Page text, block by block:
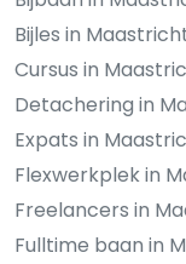
Bijles in
Cursus in
Detachering in
Expats in
Flexwerkplek in
Freelancers in
Fulltime baan in